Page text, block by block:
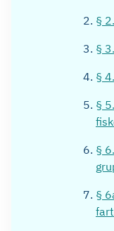
§
§
§
§
§
§